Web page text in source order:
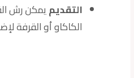
التقديميمكن رش
الكاكاو أو القرفة